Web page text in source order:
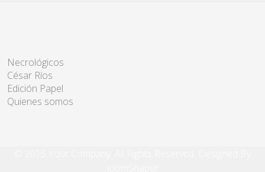
Necrológicos
César Ríos
Edición Papel
Quienes somos